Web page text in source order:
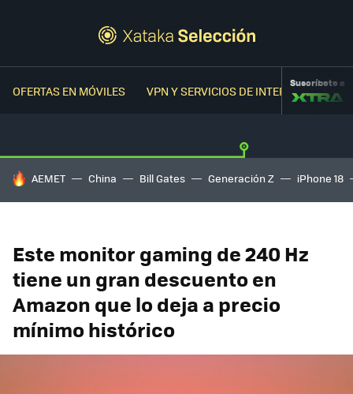
OFERTAS EN MÓVILES VPN Y SERVICIOS DE INTERNETSuscríbete a
HOY SE HABLA DE
AEMET China Bill Gates Generación Z iPhone 18
Este monitor gaming de 240 Hz
tiene un gran descuento en
Amazon que lo deja a precio
mínimo histórico